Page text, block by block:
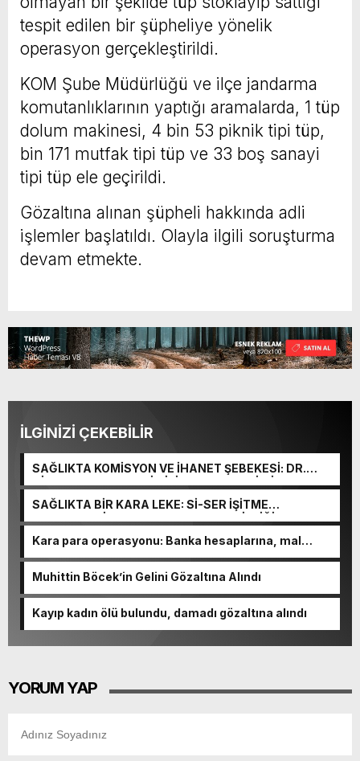
tespit edilen bir şüpheliye yönelik
operasyon gerçekleştirildi.
KOM Şube Müdürlüğü ve ilçe jandarma
komutanlıklarının yaptığı aramalarda, 1 tüp
dolum makinesi, 4 bin 53 piknik tipi tüp,
bin 171 mutfak tipi tüp ve 33 boş sanayi
tipi tüp ele geçirildi.
Gözaltına alınan şüpheli hakkında adli
işlemler başlatıldı. Olayla ilgili soruşturma
devam etmekte.
İLGİNİZİ ÇEKEBİLİR
SAĞLIKTA KOMİSYON VE İHANET ŞEBEKESİ: DR.
NİHAT URUÇ VE SEMİH İŞİTME MERKEZİ’NİN SGK
VURGUNU!
SAĞLIKTA BİR KARA LEKE: Sİ-SER İŞİTME
MERKEZLERİ VE MODERN UMUT TACİRLİĞİ
Kara para operasyonu: Banka hesaplarına, mal
Muhittin Böcek’in Gelini Gözaltına Alındı
Kayıp kadın ölü bulundu, damadı gözaltına alındı
YORUM YAP